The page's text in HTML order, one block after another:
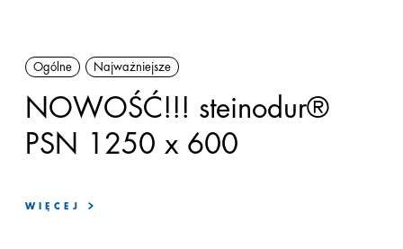
Ogólne Najważniejsze
NOWOŚĆ!!! steinodur®
PSN 1250 x 600
WIĘCEJ